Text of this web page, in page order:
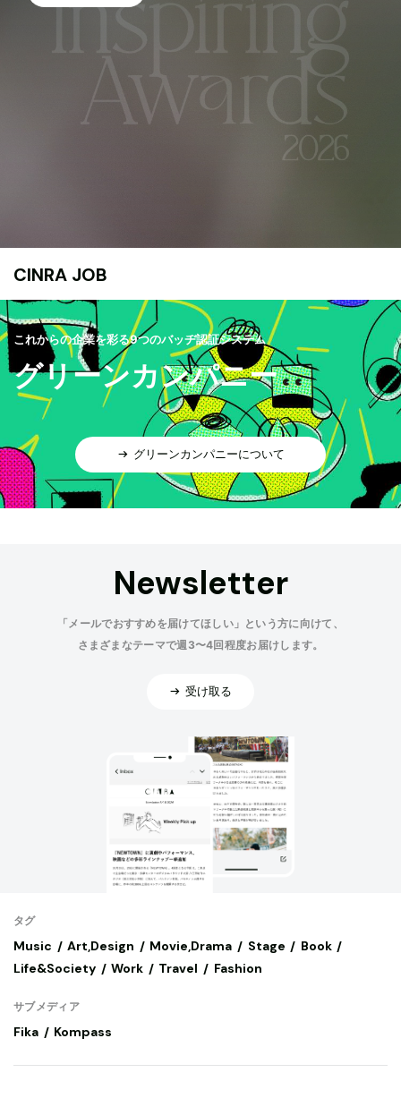
CINRA JOB
これからの企業を彩る9つのバッヂ認証システム
グリーンカンパニー
グリーンカンパニーについて
Newsletter
「メールでおすすめを届けてほしい」という方に向けて、
さまざまなテーマで週3〜4回程度お届けします。
受け取る
タグ
Music Art,Design Movie,Drama Stage
Book
Life&Society
Work Travel Fashion
サブメディア
Fika Kompass